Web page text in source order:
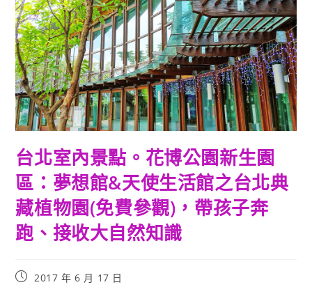
台北室內景點。花博公園新生園
區：夢想館&天使生活館之台北典
藏植物園(免費參觀)，帶孩子奔
跑、接收大自然知識
Post2017 年 6 月 17 日